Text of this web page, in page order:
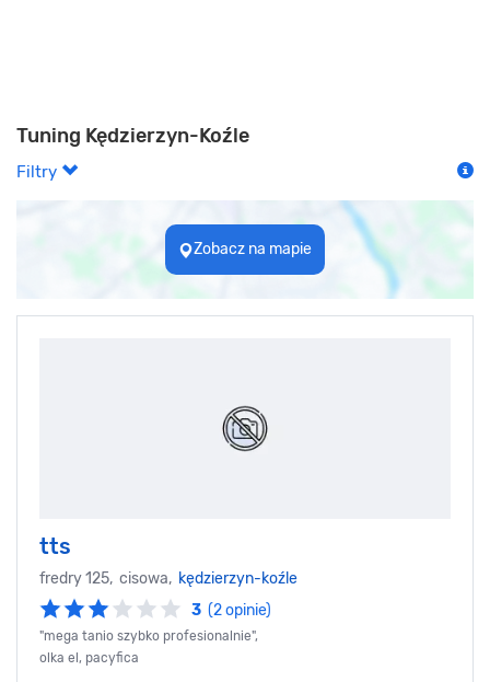
Tuning Kędzierzyn-Koźle
Filtry
Zobacz na mapie
tts
fredry 125, cisowa, kędzierzyn-koźle
3 (2 opinie)
"mega tanio szybko profesionalnie",
olka el, pacyfica